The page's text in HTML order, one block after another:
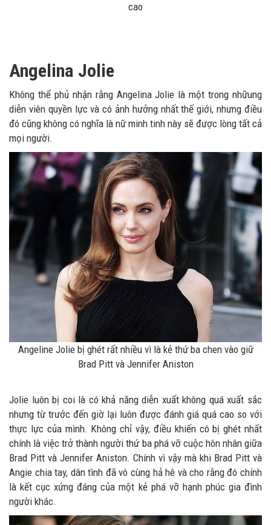
cao
Angelina Jolie
Không thể phủ nhận rằng Angelina Jolie là một trong nhữung
diễn viên quyền lực và có ảnh hưởng nhất thế giới, nhưng điều
đó cũng không có nghĩa là nữ minh tinh này sẽ được lòng tất cả
mọi người.
Angeline Jolie bị ghét rất nhiều vì là kẻ thứ ba chen vào giữ
Brad Pitt và Jennifer Aniston
Jolie luôn bị coi là có khả năng diễn xuất không quá xuất sắc
nhưng từ trước đến giờ lại luôn được đánh giá quá cao so với
thực lực của mình. Không chỉ vậy, điều khiến cô bị ghét nhất
chính là việc trở thành người thứ ba phá vỡ cuộc hôn nhân giữa
Brad Pitt và Jennifer Aniston. Chính vì vậy mà khi Brad Pitt và
Angie chia tay, dân tình đã vô cùng hả hê và cho rằng đó chính
là kết cục xứng đáng của một kẻ phá vỡ hạnh phúc gia đình
người khác.